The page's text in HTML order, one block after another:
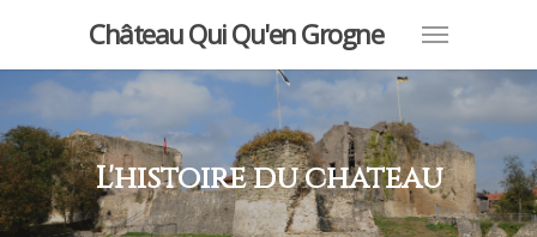
Château Qui Qu'en Grogne
L'histoire du château